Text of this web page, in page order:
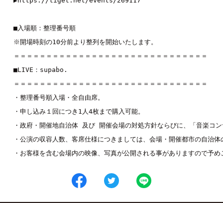
■入場順：整理番号順
※開場時刻の10分前より整列を開始いたします。
＝＝＝＝＝＝＝＝＝＝＝＝＝＝＝＝＝＝＝＝＝＝＝＝＝＝＝＝＝＝
■LIVE：supabo.
＝＝＝＝＝＝＝＝＝＝＝＝＝＝＝＝＝＝＝＝＝＝＝＝＝＝＝＝＝＝
・整理番号順入場・全自由席。
・申し込み１回につき1人4枚まで購入可能。
・政府・開催地自治体 及び 開催会場の対処方針ならびに、「音楽コ
・公演の収容人数、客席仕様につきましては、会場・開催都市の自治
・お客様を含む会場内の映像、写真が公開される事がありますので予